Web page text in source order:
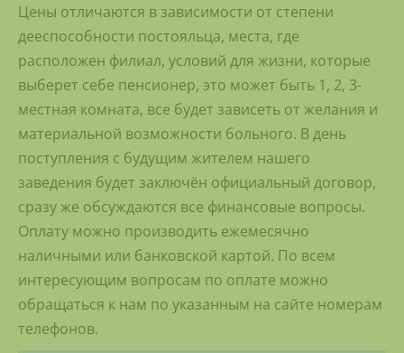
Цены отличаются в зависимости от степени
дееспособности постояльца, места, где
расположен филиал, условий для жизни, которые
выберет себе пенсионер, это может быть 1, 2, 3-
местная комната, все будет зависеть от желания и
материальной возможности больного. В день
поступления с будущим жителем нашего
заведения будет заключён официальный договор,
сразу же обсуждаются все финансовые вопросы.
Оплату можно производить ежемесячно
наличными или банковской картой. По всем
интересующим вопросам по оплате можно
обращаться к нам по указанным на сайте номерам
телефонов.